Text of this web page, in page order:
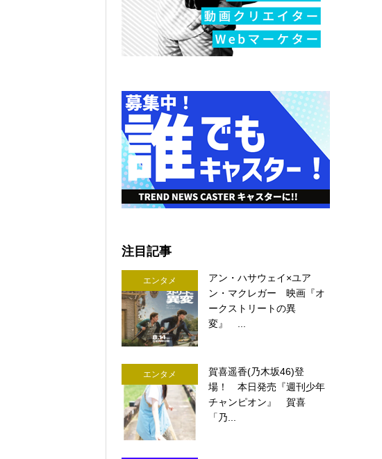
注目記事
エンタメ
アン・ハサウェイ×ユア
ン・マクレガー 映画『オ
ークストリートの異
変』 ...
エンタメ
賀喜遥香(乃木坂46)登
場！ 本日発売『週刊少年
チャンピオン』 賀喜
「乃...